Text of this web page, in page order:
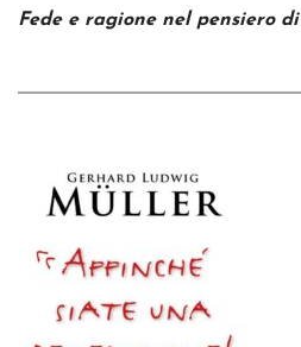
Fede e ragione nel pensiero